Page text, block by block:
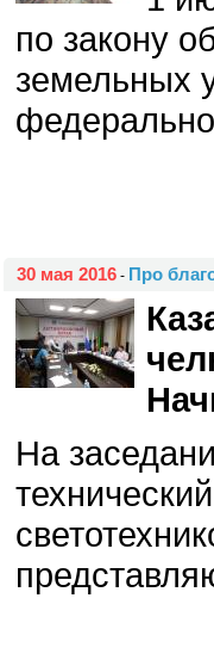
по закону
земельных
30 мая 2016 - Про
На